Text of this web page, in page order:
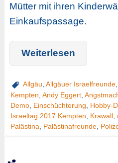
Mütter mit ihren
Einkaufspassage.
Weiterlesen
Allgäu Allgäuer Israelfreunde,
Kempten, Andy Eggert,
Demo, Einschüchterung, Hobby-
Israeltag 2017 Kempten, Krawall,
Palästina, Palästinafreunde,